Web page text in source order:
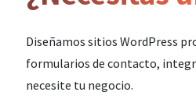
Diseñamos sitios WordPress
formularios de contacto,
necesite tu negocio.